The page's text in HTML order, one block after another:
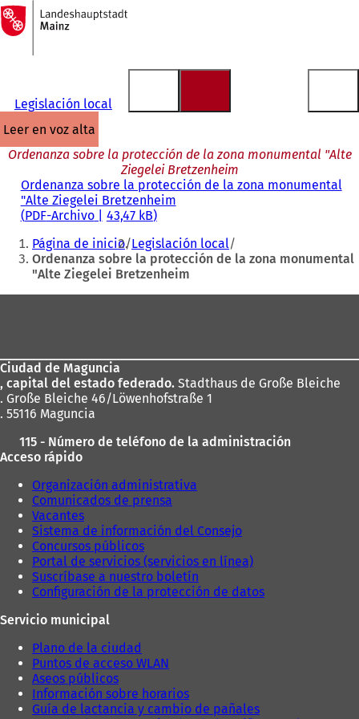
Saltar al contenido
A
la
página
Legislación local
leer en voz alta
Ordenanza sobre la protección de la zona monumental "Alte
Ziegelei Bretzenheim
Ordenanza sobre la protección de la zona monumental
"Alte Ziegelei Bretzenheim
PDF-Archivo 43,47 kB
Estás
aquí:
Página de inicio Legislación local
Ordenanza sobre la protección de la zona monumental
"Alte Ziegelei Bretzenheim
pies
Ciudad de Maguncia
, capital del estado federado. Stadthaus de Große Bleiche
. Große Bleiche 46/Löwenhofstraße 1
. 55116 Maguncia
115 - Número de teléfono de la administración
Acceso rápido
Organización administrativa
Comunicados de prensa
Vacantes
Sistema de información del Consejo
Concursos públicos
Portal de servicios (servicios en línea)
Suscríbase a nuestro boletín
Configuración de la protección de datos
Servicio municipal
Plano de la ciudad
Puntos de acceso WLAN
Aseos públicos
Información sobre horarios
Guía de lactancia y cambio de pañales